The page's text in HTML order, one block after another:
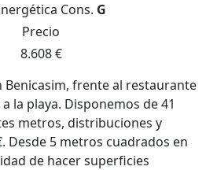
Cons. G
Precio
8.608 €
Benicasim, frente al restaurante
la playa. Disponemos de 41
metros, distribuciones y
Desde 5 metros cuadrados en
de hacer superficies